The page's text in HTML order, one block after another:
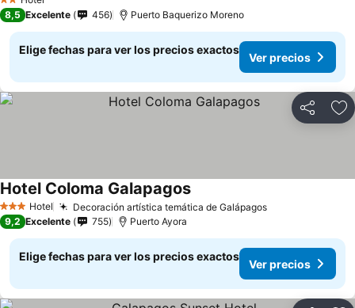
2 Estrellas
8,5 Excelente 456 Puerto Baquerizo Moreno
Elige fechas para ver los precios exactos
Ver precios
Compartir
3 Estrellas
Hotel Decoración artística temática de GalápagosVer precios
Hotel Coloma GalapagosVer precios
9,2 Excelente 755 Puerto Ayora
Elige fechas para ver los precios exactos
Ver precios